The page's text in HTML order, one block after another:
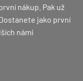
nákup. Pak už
jako první
námi